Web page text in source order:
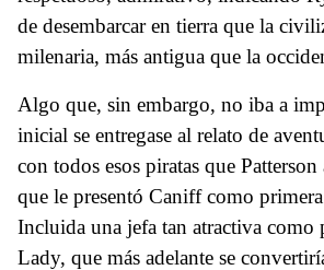
de desembarcar en tierra que la
milenaria, más antigua que la
Algo que, sin embargo, no iba a
inicial se entregase al relato de
con todos esos piratas que
que le presentó Caniff como
Incluida una jefa tan atractiva como
Lady, que más adelante se